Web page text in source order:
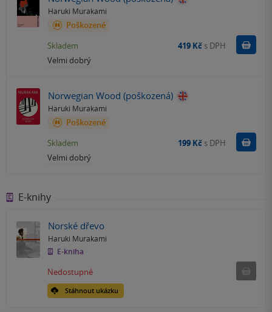
Haruki Murakami
Poškozené
Velmi dobrý
Skladem 419 Kč s DPH
Norwegian Wood (poškozená)
Haruki Murakami
Poškozené
Velmi dobrý
Skladem 199 Kč s DPH
E-knihy
Norské dřevo
Haruki Murakami
E-kniha
Stáhnout ukázku
Nedostupné